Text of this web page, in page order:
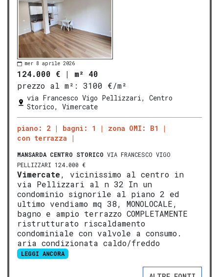
mer 8 aprile 2026
124.000 € | m² 40
prezzo al m²:
3100 €/m²
via Francesco Vigo Pellizzari, Centro
Storico, Vimercate
piano: 2 bagni: 1
zona OMI: B1
con terrazza
MANSARDA CENTRO STORICO VIA FRANCESCO VIGO
PELLIZZARI 124.000 €
Vimercate, vicinissimo al centro in
via Pellizzari al n 32 In un
condominio signorile al piano 2 ed
ultimo vendiamo mq 38, MONOLOCALE,
bagno e ampio terrazzo COMPLETAMENTE
ristrutturato riscaldamento
condominiale con valvole a consumo.
aria condizionata caldo/freddo
LEGGI ANCORA